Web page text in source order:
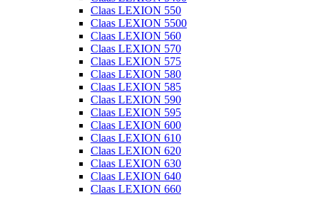
Claas LEXION 550
Claas LEXION 5500
Claas LEXION 560
Claas LEXION 570
Claas LEXION 575
Claas LEXION 580
Claas LEXION 585
Claas LEXION 590
Claas LEXION 595
Claas LEXION 600
Claas LEXION 610
Claas LEXION 620
Claas LEXION 630
Claas LEXION 640
Claas LEXION 660